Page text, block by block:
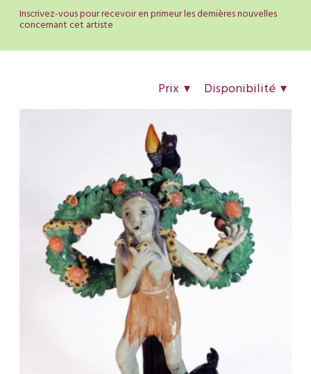
Inscrivez-vous pour recevoir en primeur les dernières nouvelles
concernant cet artiste
Prix Disponibilité